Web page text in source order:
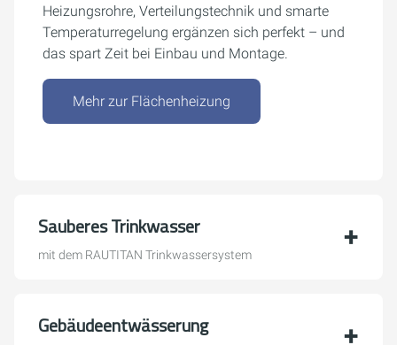
Heizungsrohre, Verteilungstechnik und smarte
Temperaturregelung ergänzen sich perfekt – und
das spart Zeit bei Einbau und Montage.
Mehr zur Flächenheizung
Sauberes Trinkwasser
mit dem RAUTITAN Trinkwassersystem
Gebäudeentwässerung